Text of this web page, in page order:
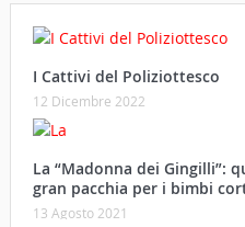
I Cattivi del Poliziottesco
12 Dicembre 2022
La “Madonna dei Gingilli”:
gran pacchia per i bimbi
13 Agosto 2021